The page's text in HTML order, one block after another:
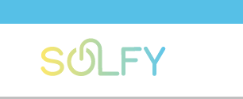
contenido
Solfy